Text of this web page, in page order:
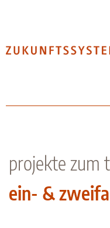
projekte zum
ein- &